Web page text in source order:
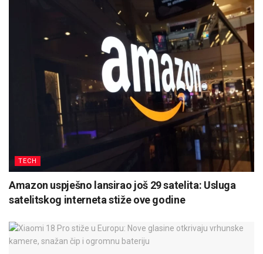
TECH
Amazon uspješno lansirao još 29 satelita: Usluga
satelitskog interneta stiže ove godine